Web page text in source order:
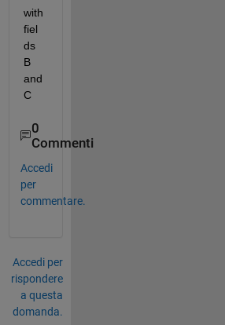
with
fiel
ds
B
and
C
0
Commenti
Accedi
per
commentare.
Accedi per
rispondere
a questa
domanda.